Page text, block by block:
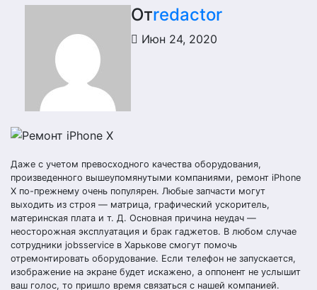
Отredactor
Июн 24, 2020
Даже с учетом превосходного качества оборудования,
произведенного вышеупомянутыми компаниями, ремонт iPhone
X по-прежнему очень популярен. Любые запчасти могут
выходить из строя — матрица, графический ускоритель,
материнская плата и т. Д. Основная причина неудач —
неосторожная эксплуатация и брак гаджетов. В любом случае
сотрудники jobsservice в Харькове смогут помочь
отремонтировать оборудование. Если телефон не запускается,
изображение на экране будет искажено, а оппонент не услышит
ваш голос, то пришло время связаться с нашей компанией.